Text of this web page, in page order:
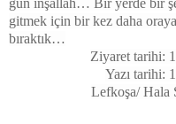
gitmek için bir kez daha
bıraktık…
Ziyaret tarihi:
Yazı tarihi:
Lefkoşa/ Hala